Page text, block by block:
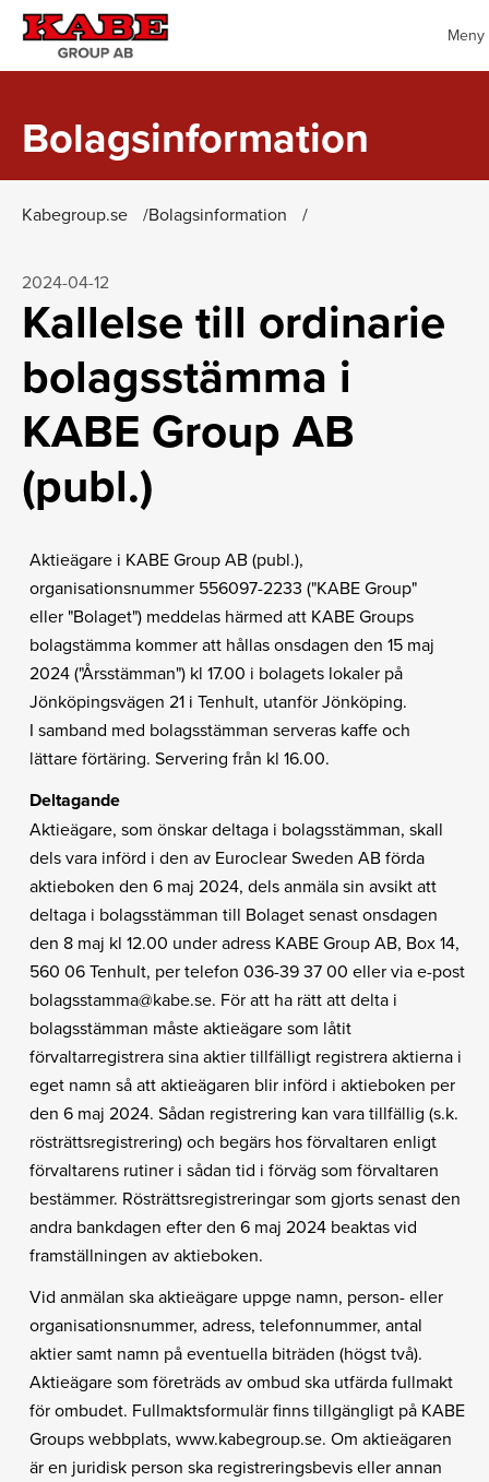
Meny
Bolagsinformation
Kabegroup.se Bolagsinformation
2024-04-12
Kallelse till ordinarie
bolagsstämma i
KABE Group AB
(publ.)
Aktieägare i KABE Group AB (publ.),
organisationsnummer 556097-2233 ("KABE Group"
eller "Bolaget") meddelas härmed att KABE Groups
bolagstämma kommer att hållas onsdagen den 15 maj
2024 ("Årsstämman") kl 17.00 i bolagets lokaler på
Jönköpingsvägen 21 i Tenhult, utanför Jönköping.
I samband med bolagsstämman serveras kaffe och
lättare förtäring. Servering från kl 16.00.
Deltagande
Aktieägare, som önskar deltaga i bolagsstämman, skall
dels vara införd i den av Euroclear Sweden AB förda
aktieboken den 6 maj 2024, dels anmäla sin avsikt att
deltaga i bolagsstämman till Bolaget senast onsdagen
den 8 maj kl 12.00 under adress KABE Group AB, Box 14,
560 06 Tenhult, per telefon 036-39 37 00 eller via e-post
bolagsstamma@kabe.se. För att ha rätt att delta i
bolagsstämman måste aktieägare som låtit
förvaltarregistrera sina aktier tillfälligt registrera aktierna i
eget namn så att aktieägaren blir införd i aktieboken per
den 6 maj 2024. Sådan registrering kan vara tillfällig (s.k.
rösträttsregistrering) och begärs hos förvaltaren enligt
förvaltarens rutiner i sådan tid i förväg som förvaltaren
bestämmer. Rösträttsregistreringar som gjorts senast den
andra bankdagen efter den 6 maj 2024 beaktas vid
framställningen av aktieboken.
Vid anmälan ska aktieägare uppge namn, person- eller
organisationsnummer, adress, telefonnummer, antal
aktier samt namn på eventuella biträden (högst två).
Aktieägare som företräds av ombud ska utfärda fullmakt
för ombudet. Fullmaktsformulär finns tillgängligt på KABE
Groups webbplats, www.kabegroup.se. Om aktieägaren
är en juridisk person ska registreringsbevis eller annan